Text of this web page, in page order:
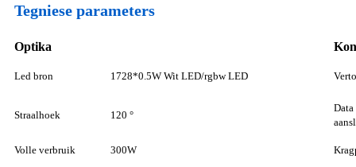
Tegniese parameters
Optika
Led bron 1728*0.5W Wit LED/rgbw LED
Straalhoek 120 °
Volle verbruik 300W